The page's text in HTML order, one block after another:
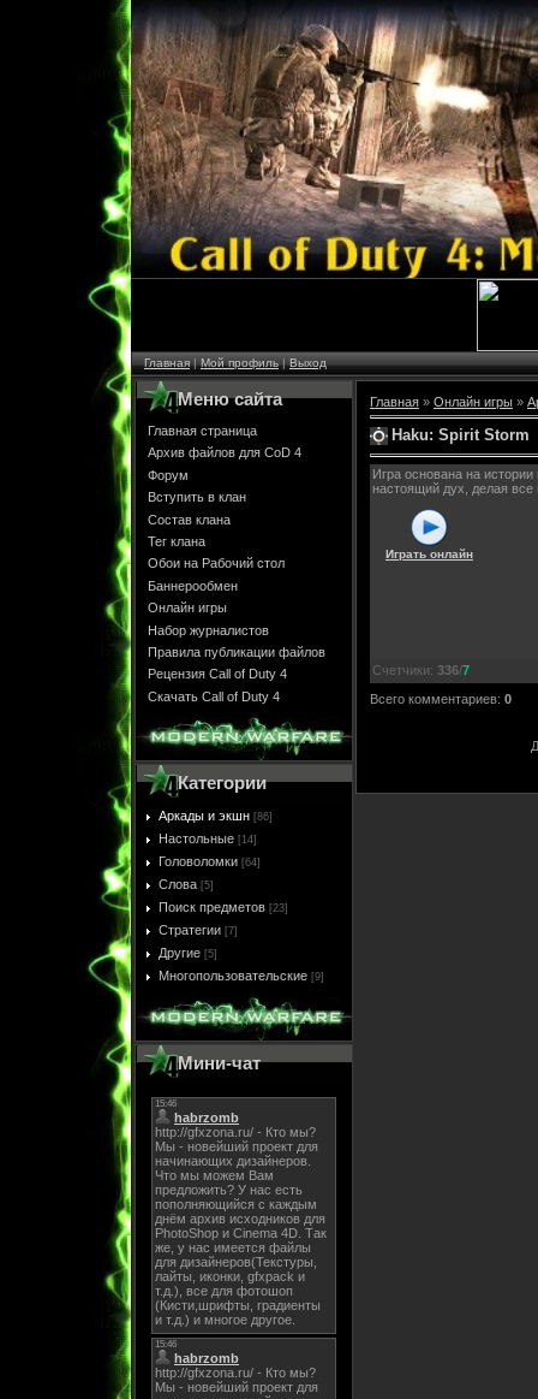
Главная|Мой профиль|Выход
Меню сайта
Главная страница
Архив файлов для CoD 4
Форум
Вступить в клан
Состав клана
Тег клана
Обои на Рабочий стол
Баннерообмен
Онлайн игры
Набор журналистов
Правила публикации файлов
Рецензия Call of Duty 4
Скачать Call of Duty 4
Категории
Аркады и экшн [86]
Настольные [14]
Головоломки [64]
Слова [5]
Поиск предметов [23]
Стратегии [7]
Другие [5]
Многопользовательские [9]
Мини-чат
Главная » Онлайн игры »
Haku: Spirit Storm
Игра основана на
настоящий дух, делая
Играть онлайн
Счетчики: 336/7
Всего комментариев: 0